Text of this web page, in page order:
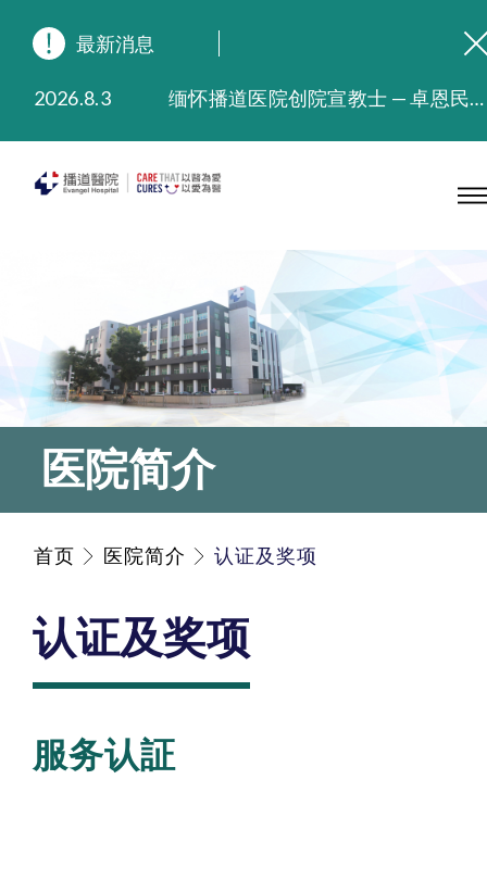
最新消息
2026.8.3
缅怀播道医院创院宣教士 — 卓恩民医生香港追思会
2025.9.23
本院在暴雨或台风警告信号 (包括黑色暴雨及8号或以上热带气旋警告信号) 下，仍会维持有限度服务。如有查询，可致电2711 5222。
播道医院手机App已推出查阅病歷记录及求诊资料功能，请即下载
医院简介
首页 医院简介 认证及奖项
认证及奖项
服务认証